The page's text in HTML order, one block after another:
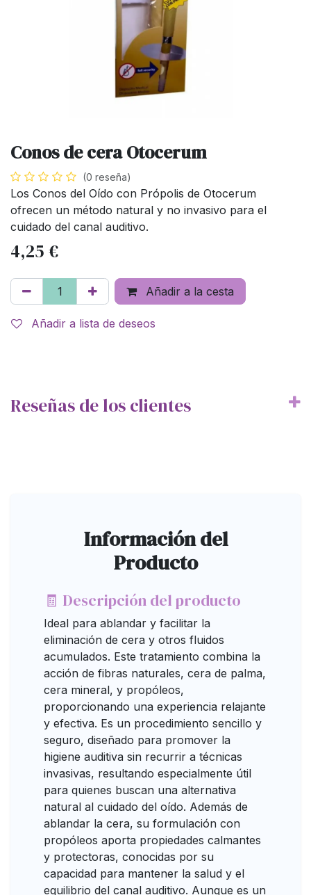
Conos de cera Otocerum
(0 reseña)
Los Conos del Oído con Própolis de Otocerum
ofrecen un método natural y no invasivo para el
cuidado del canal auditivo.
4,25 €
Añadir a la cesta
Añadir a lista de deseos
Reseñas de los clientes
Información del
Producto
🧾 Descripción del producto
Ideal para ablandar y facilitar la
eliminación de cera y otros fluidos
acumulados. Este tratamiento combina la
acción de fibras naturales, cera de palma,
cera mineral, y propóleos,
proporcionando una experiencia relajante
y efectiva. Es un procedimiento sencillo y
seguro, diseñado para promover la
higiene auditiva sin recurrir a técnicas
invasivas, resultando especialmente útil
para quienes buscan una alternativa
natural al cuidado del oído. Además de
ablandar la cera, su formulación con
propóleos aporta propiedades calmantes
y protectoras, conocidas por su
capacidad para mantener la salud y el
equilibrio del canal auditivo. Aunque es un